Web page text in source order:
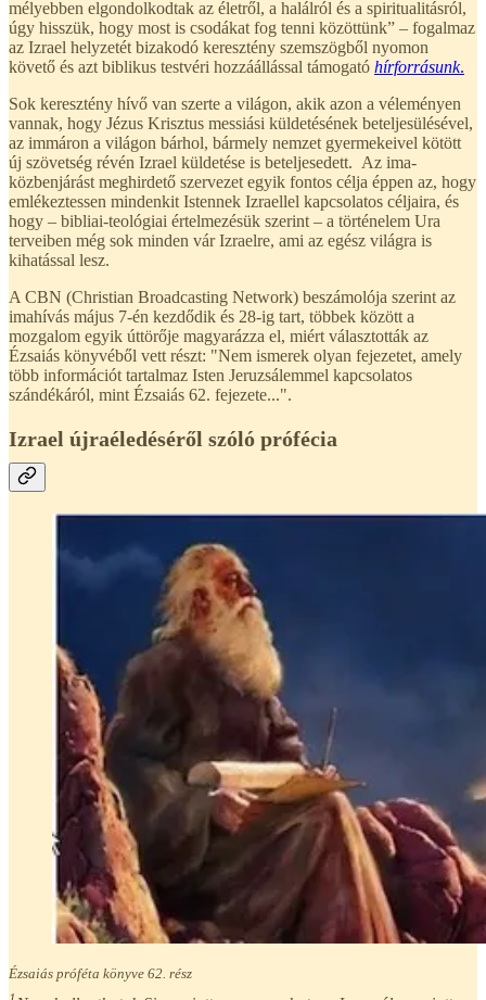
mélyebben elgondolkodtak az életről, a halálról és a spiritualitásról,
úgy hisszük, hogy most is csodákat fog tenni közöttünk” – fogalmaz
az Izrael helyzetét bizakodó keresztény szemszögből nyomon
követő és azt biblikus testvéri hozzáállással támogató hírforrásunk.
Sok keresztény hívő van szerte a világon, akik azon a véleményen
vannak, hogy Jézus Krisztus messiási küldetésének beteljesülésével,
az immáron a világon bárhol, bármely nemzet gyermekeivel kötött
új szövetség révén Izrael küldetése is beteljesedett. Az ima-
közbenjárást meghirdető szervezet egyik fontos célja éppen az, hogy
emlékeztessen mindenkit Istennek Izraellel kapcsolatos céljaira, és
hogy – bibliai-teológiai értelmezésük szerint – a történelem Ura
terveiben még sok minden vár Izraelre, ami az egész világra is
kihatással lesz.
A CBN (Christian Broadcasting Network) beszámolója szerint az
imahívás május 7-én kezdődik és 28-ig tart, többek között a
mozgalom egyik úttörője magyarázza el, miért választották az
Ézsaiás könyvéből vett részt: "Nem ismerek olyan fejezetet, amely
több információt tartalmaz Isten Jeruzsálemmel kapcsolatos
szándékáról, mint Ézsaiás 62. fejezete...".
Izrael újraéledéséről szóló prófécia
Ézsaiás próféta könyve 62. rész